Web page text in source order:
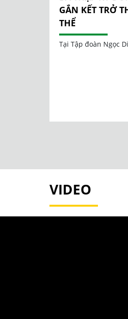
GẮN KẾT TRỞ
THỂ
Tại Tập đoàn Ngọc
VIDEO